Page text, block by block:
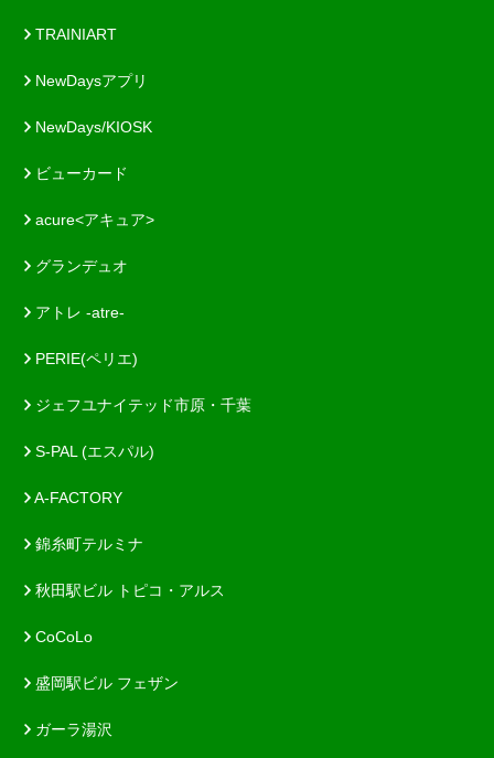
TRAINIART
NewDaysアプリ
NewDays/KIOSK
ビューカード
acure<アキュア>
グランデュオ
アトレ -atre-
PERIE(ペリエ)
ジェフユナイテッド市原・千葉
S-PAL (エスパル)
A-FACTORY
錦糸町テルミナ
秋田駅ビル トピコ・アルス
CoCoLo
盛岡駅ビル フェザン
ガーラ湯沢